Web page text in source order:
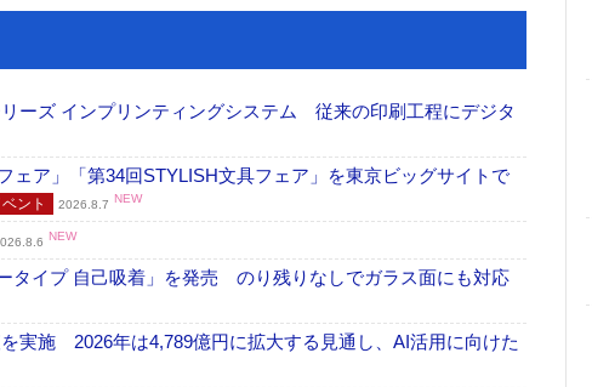
ーズ インプリンティングシステム 従来の印刷工程にデジタ
ア」「第34回STYLISH文具フェア」を東京ビッグサイトで
ント 2026.8.7 NEW
NEW
タイプ 自己吸着」を発売 のり残りなしでガラス面にも対応
実施 2026年は4,789億円に拡大する見通し、AI活用に向けた